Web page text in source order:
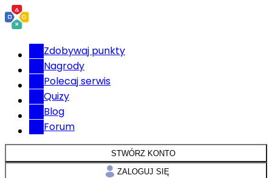
Zdobywaj punkty
Nagrody
Polecaj serwis
Quizy
Blog
Forum
STWÓRZ KONTO
ZALOGUJ SIĘ